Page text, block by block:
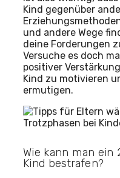
Kind gegenüber
und andere Wege
deine Forderungen
Versuche es doch
positiver
Kind zu motivieren
ermutigen.
Wie kann man ein
Kind bestrafen?